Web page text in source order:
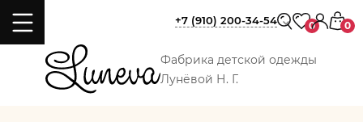
Фабрика детской одежды
Лунёвой Н. Г.
+7 (910) 200-34-54 0 0